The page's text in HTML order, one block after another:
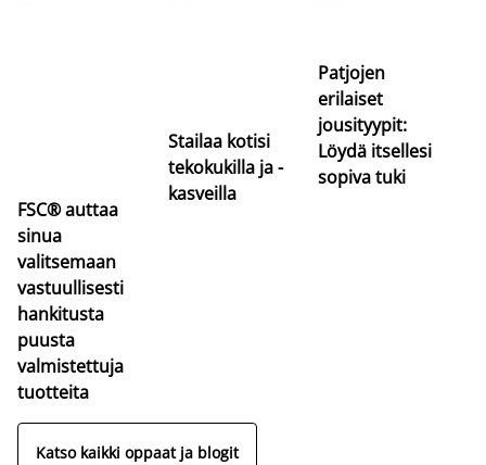
FSC® auttaa
sinua
valitsemaan
vastuullisesti
hankitusta
puusta
valmistettuja
tuotteita
Stailaa kotisi
tekokukilla ja -
kasveilla
Patjojen
erilaiset
jousityypit:
Löydä itsellesi
sopiva tuki
Katso kaikki oppaat ja blogit